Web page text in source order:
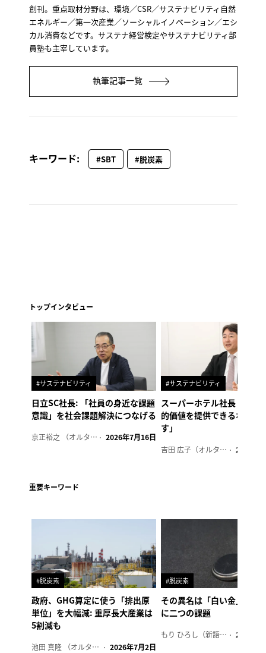
創刊。重点取材分野は、環境／CSR／サステナビリティ自然
エネルギー／第一次産業／ソーシャルイノベーション／エシ
カル消費などです。サステナ経営検定やサステナビリティ部
員塾も主宰しています。
執筆記事一覧
キーワード: #SBT #脱炭素
トップインタビュー
#サステナビリティ
日立SC社長: 「社員の身近な課題
意識」を社会課題解決につなげる
京正裕之 （オルタナ副編集長） 2026年7月16日
#サステナビリティ
スーパーホテル社長「地域
的価値を提供できるホテル
す」
吉田 広子（オルタナ輪番編集長） 2026年6
重要キーワード
#脱炭素
政府、GHG算定に使う「排出原
単位」を大幅減: 重厚長大産業は
5割減も
池田 真隆 （オルタナ輪番編集長） 2026年7月2日
#脱炭素
その異名は「白い金」、リ
に二つの課題
もり ひろし（新語ウォッチャー） 2023年7